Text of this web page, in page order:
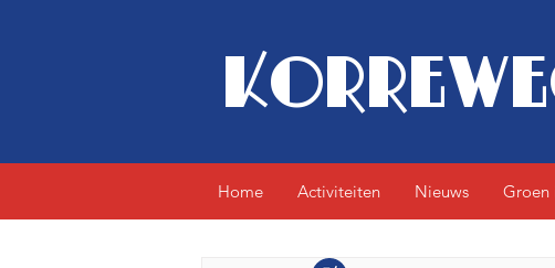
Home Activiteiten Nieuws Groen